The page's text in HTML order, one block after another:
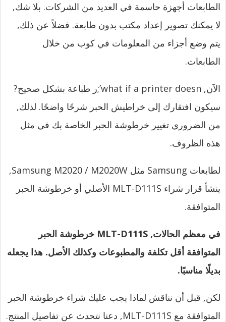
الطابعات أجهزة حاسمة في العديد من الشركات. بلا شك,
لا يمكنك تصوير إعداد مكتب بدون طابعة. فضلاً عن ذلك,
يتم وضع أجزاء من المعلومات في كوب من خلال
الطابعات.
الآن, what if a printer doesn’;ر طباعة بشكل صحيح?
سيكون افتقارك إلى خراطيش الحبر شرحًا واضحًا. لذلك,
من الضروري تغيير خرطوشة الحبر الخاصة بك في مثل
هذه الظروف.
لطابعات Samsung مثل Samsung M2020 / M2020W,
ينشأ قرار شراء MLT-D111S الأصلي أو خرطوشة الحبر
المتوافقة.
في معظم الحالات, MLT-D111S
خرطوشة الحبر
المتوافقة أقل تكلفة والمطبوعات وكذلك الأصل. هذا يجعله
بديلًا مناسبًا.
لكن, قبل أن نناقش لماذا يجب عليك شراء خرطوشة الحبر
المتوافقة مع MLT-D111S, دعنا نتحدث عن تفاصيل المنتج.